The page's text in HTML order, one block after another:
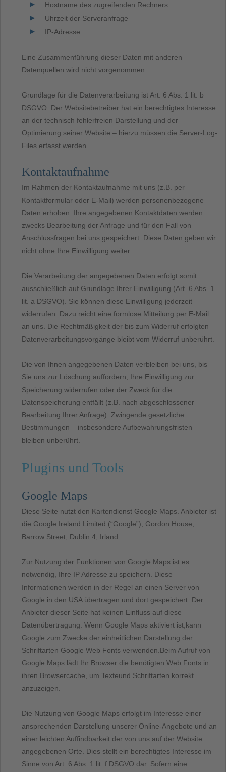
Hostname des zugreifenden Rechners
Uhrzeit der Serveranfrage
IP-Adresse
Eine Zusammenführung dieser Daten mit anderen
Datenquellen wird nicht vorgenommen.
Grundlage für die Datenverarbeitung ist Art. 6 Abs. 1 lit. b
DSGVO. Der Websitebetreiber hat ein berechtigtes Interesse
an der technisch fehlerfreien Darstellung und der
Optimierung seiner Website – hierzu müssen die Server-Log-
Files erfasst werden.
Kontaktaufnahme
Im Rahmen der Kontaktaufnahme mit uns (z.B. per
Kontaktformular oder E-Mail) werden personenbezogene
Daten erhoben. Ihre angegebenen Kontaktdaten werden
zwecks Bearbeitung der Anfrage und für den Fall von
Anschlussfragen bei uns gespeichert. Diese Daten geben wir
nicht ohne Ihre Einwilligung weiter.
Die Verarbeitung der angegebenen Daten erfolgt somit
ausschließlich auf Grundlage Ihrer Einwilligung (Art. 6 Abs. 1
lit. a DSGVO). Sie können diese Einwilligung jederzeit
widerrufen. Dazu reicht eine formlose Mitteilung per E-Mail
an uns. Die Rechtmäßigkeit der bis zum Widerruf erfolgten
Datenverarbeitungsvorgänge bleibt vom Widerruf unberührt.
Die von Ihnen angegebenen Daten verbleiben bei uns, bis
Sie uns zur Löschung auffordern, Ihre Einwilligung zur
Speicherung widerrufen oder der Zweck für die
Datenspeicherung entfällt (z.B. nach abgeschlossener
Bearbeitung Ihrer Anfrage). Zwingende gesetzliche
Bestimmungen – insbesondere Aufbewahrungsfristen –
bleiben unberührt.
Plugins und Tools
Google Maps
Diese Seite nutzt den Kartendienst Google Maps. Anbieter ist
die Google Ireland Limited (“Google”), Gordon House,
Barrow Street, Dublin 4, Irland.
Zur Nutzung der Funktionen von Google Maps ist es
notwendig, Ihre IP Adresse zu speichern. Diese
Informationen werden in der Regel an einen Server von
Google in den USA übertragen und dort gespeichert. Der
Anbieter dieser Seite hat keinen Einfluss auf diese
Datenübertragung. Wenn Google Maps aktiviert ist,kann
Google zum Zwecke der einheitlichen Darstellung der
Schriftarten Google Web Fonts verwenden.Beim Aufruf von
Google Maps lädt Ihr Browser die benötigten Web Fonts in
ihren Browsercache, um Texteund Schriftarten korrekt
anzuzeigen.
Die Nutzung von Google Maps erfolgt im Interesse einer
ansprechenden Darstellung unserer Online-Angebote und an
einer leichten Auffindbarkeit der von uns auf der Website
angegebenen Orte. Dies stellt ein berechtigtes Interesse im
Sinne von Art. 6 Abs. 1 lit. f DSGVO dar. Sofern eine